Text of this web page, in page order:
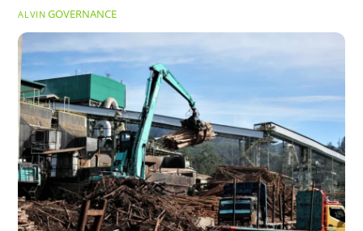
ALVIN GOVERNANCE